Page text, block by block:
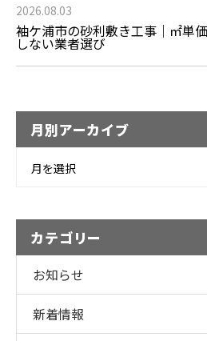
2026.08.03
袖ケ浦市の砂利敷き工事｜㎡単
しない業者選び
月別アーカイブ
月を選択
カテゴリー
お知らせ
新着情報